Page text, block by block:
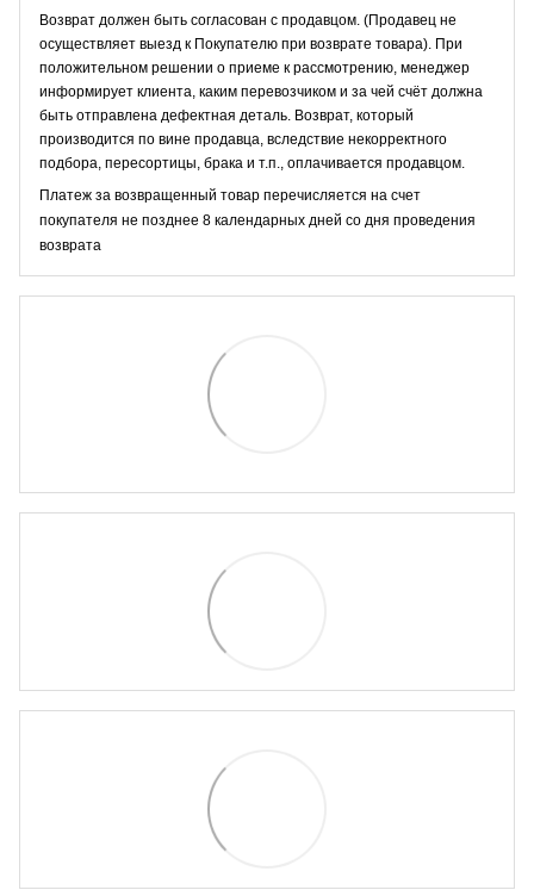
Возврат должен быть согласован с продавцом. (Продавец не
осуществляет выезд к Покупателю при возврате товара). При
положительном решении о приеме к рассмотрению, менеджер
информирует клиента, каким перевозчиком и за чей счёт должна
быть отправлена дефектная деталь. Возврат, который
производится по вине продавца, вследствие некорректного
подбора, пересортицы, брака и т.п., оплачивается продавцом.
Платеж за возвращенный товар перечисляется на счет
покупателя не позднее 8 календарных дней со дня проведения
возврата